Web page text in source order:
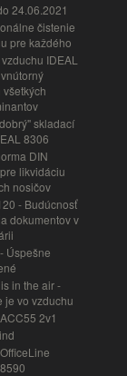
24.06.2021
čistenie
pre každého
IDEAL
skladací
8306
DIN
likvidáciu
nosičov
- Budúcnosť
dokumentov v
Úspešne
in the air -
je vo vzduchu
2v1